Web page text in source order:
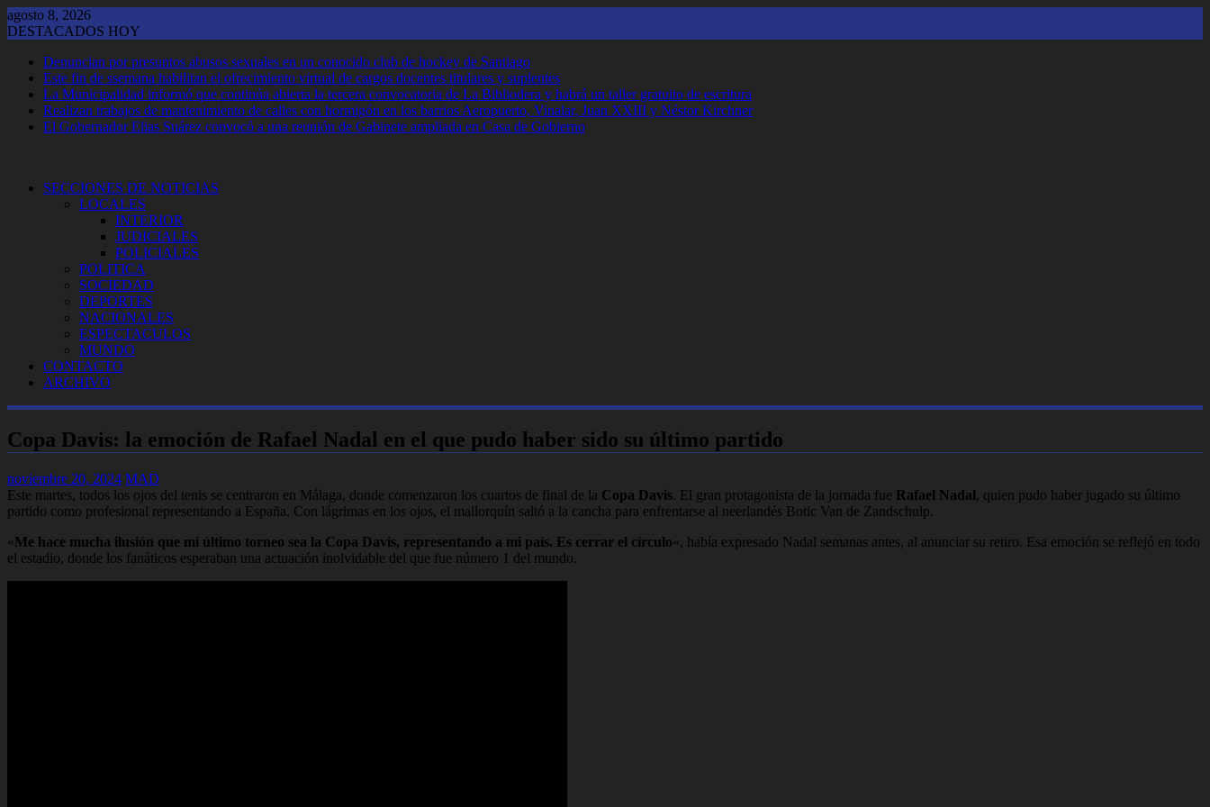
Saltar
al
agosto 8, 2026
DESTACADOS HOY
Denuncian por presuntos abusos sexuales en un conocido club de hockey de Santiago
Este fin de ssemana habilitan el ofrecimiento virtual de cargos docentes titulares y suplentes
La Municipalidad informó que continúa abierta la tercera convocatoria de La Bibliodera y habrá un taller gratuito de escritura
Realizan trabajos de mantenimiento de calles con hormigón en los barrios Aeropuerto, Vinalar, Juan XXIII y Néstor Kirchner
El Gobernador Elias Suárez convocó a una reunión de Gabinete ampliada en Casa de Gobierno
SECCIONES DE NOTICIAS
LOCALES
INTERIOR
JUDICIALES
POLICIALES
POLITICA
SOCIEDAD
DEPORTES
NACIONALES
ESPECTACULOS
MUNDO
CONTACTO
ARCHIVO
Copa Davis: la emoción de Rafael Nadal en el que pudo haber sido su último partido
noviembre 20, 2024 MAD
Este martes, todos los ojos del tenis se centraron en Málaga, donde comenzaron los cuartos de final de la Copa Davis. El gran protagonista de la jornada fue Rafael Nadal, quien pudo haber jugado su último
partido como profesional representando a España. Con lágrimas en los ojos, el mallorquín saltó a la cancha para enfrentarse al neerlandés Botic Van de Zandschulp.
«Me hace mucha ilusión que mi último torneo sea la Copa Davis, representando a mi país. Es cerrar el círculo«, había expresado Nadal semanas antes, al anunciar su retiro. Esa emoción se reflejó en todo
el estadio, donde los fanáticos esperaban una actuación inolvidable del que fue número 1 del mundo.